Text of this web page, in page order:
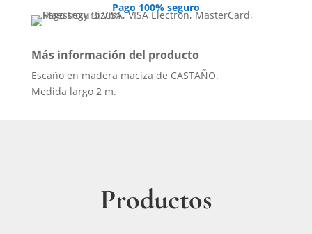
Pago 100% seguro
Más información del producto
Escaño en madera maciza de CASTAÑO.
Medida largo 2 m.
Productos